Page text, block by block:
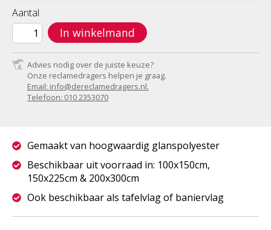
Aantal
In winkelmand
Advies nodig over de juiste keuze?
Onze reclamedragers helpen je graag.
Email: info@dereclamedragers.nl.
Telefoon: 010 2353070
Gemaakt van hoogwaardig glanspolyester
Beschikbaar uit voorraad in: 100x150cm,
150x225cm & 200x300cm
Ook beschikbaar als tafelvlag of baniervlag